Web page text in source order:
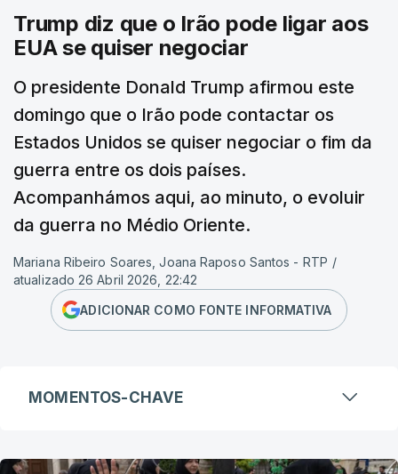
Trump diz que o Irão pode ligar aos
EUA se quiser negociar
O presidente Donald Trump afirmou este
domingo que o Irão pode contactar os
Estados Unidos se quiser negociar o fim da
guerra entre os dois países.
Acompanhámos aqui, ao minuto, o evoluir
da guerra no Médio Oriente.
Mariana Ribeiro Soares, Joana Raposo Santos - RTP /
atualizado 26 Abril 2026, 22:42
ADICIONAR COMO FONTE INFORMATIVA
MOMENTOS-CHAVE